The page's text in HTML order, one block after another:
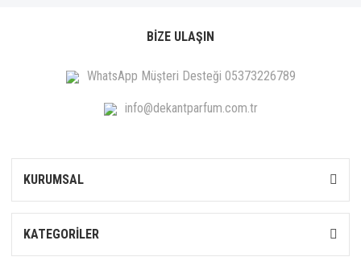
BİZE ULAŞIN
WhatsApp Müşteri Desteği 05373226789
info@dekantparfum.com.tr
KURUMSAL
KATEGORİLER